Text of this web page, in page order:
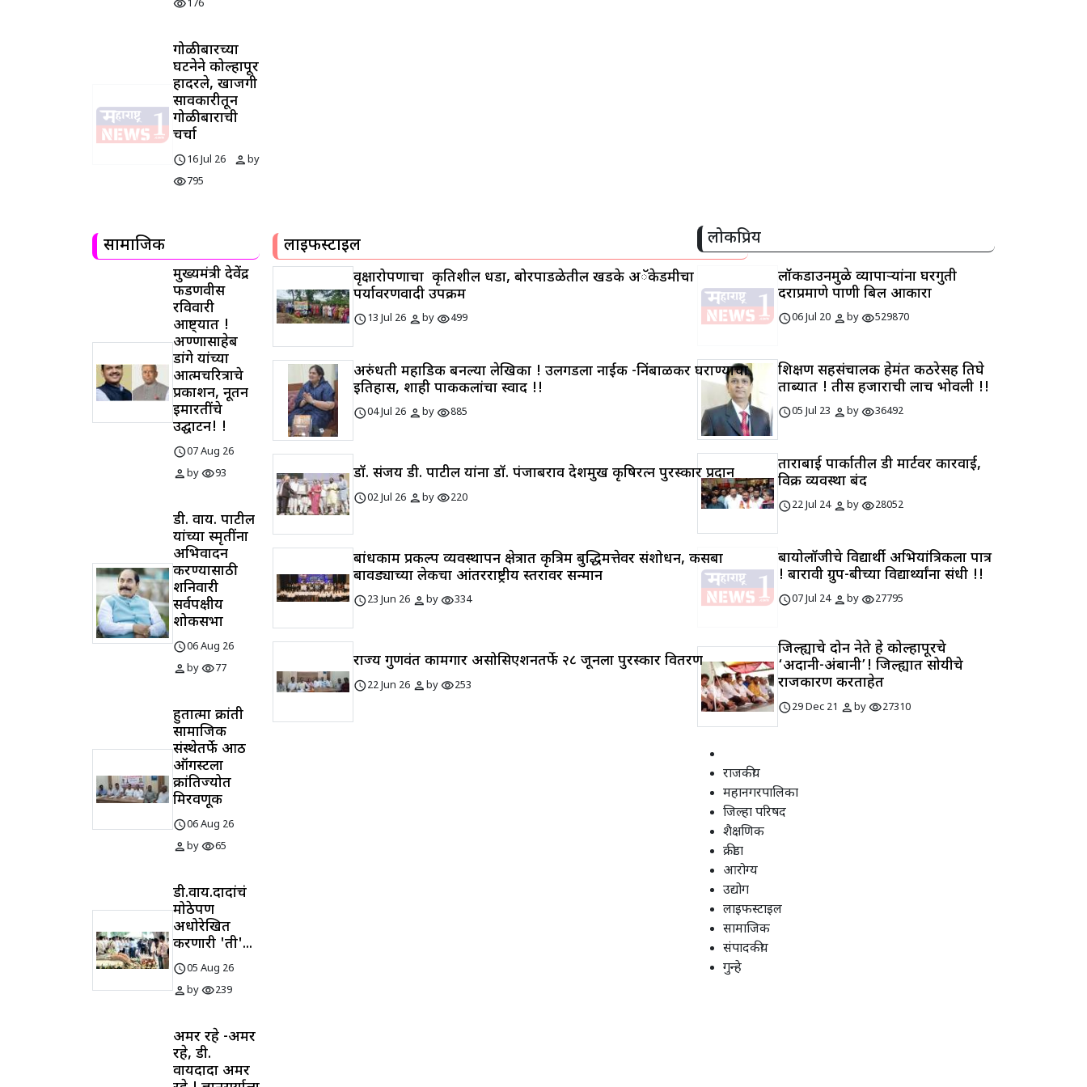
visibility176
गोळीबारच्या
घटनेने कोल्हापूर
हादरले, खाजगी
सावकारीतून
गोळीबाराची
चर्चा
schedule16 Jul 26 personby
visibility795
सामाजिक
मुख्यमंत्री देवेंद्र
फडणवीस
रविवारी
आष्ट्यात !
अण्णासाहेब
डांगे यांच्या
आत्मचरित्राचे
प्रकाशन, नूतन
इमारतींचे
उद्घाटन! !
schedule07 Aug 26
personbyvisibility93
डी. वाय. पाटील
यांच्या स्मृतींना
अभिवादन
करण्यासाठी
शनिवारी
सर्वपक्षीय
शोकसभा
schedule06 Aug 26
personbyvisibility77
हुतात्मा क्रांती
सामाजिक
संस्थेतर्फे आठ
ऑगस्टला
क्रांतिज्योत
मिरवणूक
schedule06 Aug 26
personbyvisibility65
डी.वाय.दादांचं
मोठेपण
अधोरेखित
करणारी 'ती'...
schedule05 Aug 26
personbyvisibility239
अमर रहे -अमर
रहे, डी.
वायदादा अमर
लाइफस्टाइल
वृक्षारोपणाचा कृतिशील धडा, बोरपाडळेतील खडके अॅकेडमीचा
पर्यावरणवादी उपक्रम
schedule13 Jul 26 personbyvisibility499
अरुंधती महाडिक बनल्या लेखिका ! उलगडला नाईक -निंबाळकर घराण्याचा
इतिहास, शाही पाककलांचा स्वाद !!
schedule04 Jul 26 personbyvisibility885
डॉ. संजय डी. पाटील यांना डॉ. पंजाबराव देशमुख कृषिरत्न पुरस्कार प्रदान
schedule02 Jul 26 personbyvisibility220
बांधकाम प्रकल्प व्यवस्थापन क्षेत्रात कृत्रिम बुद्धिमत्तेवर संशोधन, कसबा
बावड्याच्या लेकीचा आंतरराष्ट्रीय स्तरावर सन्मान
schedule23 Jun 26 personbyvisibility334
राज्य गुणवंत कामगार असोसिएशनतर्फे २८ जूनला पुरस्कार वितरण
schedule22 Jun 26 personbyvisibility253
लोकप्रिय
लॉकडाउनमुळे व्यापाऱ्यांना घरगुती
दराप्रमाणे पाणी बिल आकारा
schedule06 Jul 20 personby visibility529870
शिक्षण सहसंचालक हेमंत कठरेसह तिघे
ताब्यात ! तीस हजाराची लाच भोवली !!
schedule05 Jul 23 personby visibility36492
ताराबाई पार्कातील डी मार्टवर कारवाई,
विक्री व्यवस्था बंद
schedule22 Jul 24 personby visibility28052
बायोलॉजीचे विद्यार्थी अभियांत्रिकीला पात्र
! बारावी ग्रुप-बीच्या विद्यार्थ्यांना संधी !!
schedule07 Jul 24 personby visibility27795
जिल्ह्याचे दोन नेते हे कोल्हापूरचे
‘अदानी-अंबानी’! जिल्ह्यात सोयीचे
राजकारण करताहेत
schedule29 Dec 21 personby visibility27310
राजकीय
महानगरपालिका
जिल्हा परिषद
शैक्षणिक
क्रीडा
आरोग्य
उद्योग
लाइफस्टाइल
सामाजिक
संपादकीय
गुन्हे